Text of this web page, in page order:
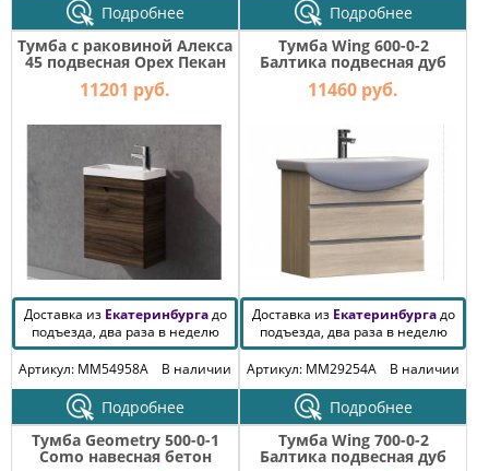
Подробнее
Подробнее
Тумба с раковиной Алекса
45 подвесная Орех Пекан
шоколад
11201 руб.
Доставка из Екатеринбургадо
подъезда, два раза в неделю
Артикул: MM54958A
В наличии
Подробнее
Тумба Wing 600-0-2
Балтика подвесная дуб
сонома
11460 руб.
Доставка из Екатеринбургадо
подъезда, два раза в неделю
Артикул: MM29254A
В наличии
Подробнее
Тумба Geometry 500-0-1
Como навесная бетон
Тумба Wing 700-0-2
Балтика подвесная дуб
РАЗНАЯ
МЕБЕЛЬ
КОМОДЫ
ЖУРНАЛЬНЫЕ
ТУАЛЕТНЫЕ
СТОЛИКИ
БАНКЕТКИ
ДИВАНЧИКИ
САДОВАЯ
МЕБЕЛЬ
ЗЕРКАЛА
ФАБРИКИ
МЕБЕЛИ